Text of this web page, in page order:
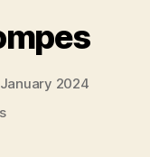
2024
on